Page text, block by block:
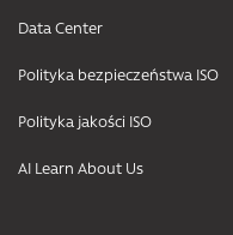
Data Center
Polityka bezpieczeństwa ISO
Polityka jakości ISO
AI Learn About Us